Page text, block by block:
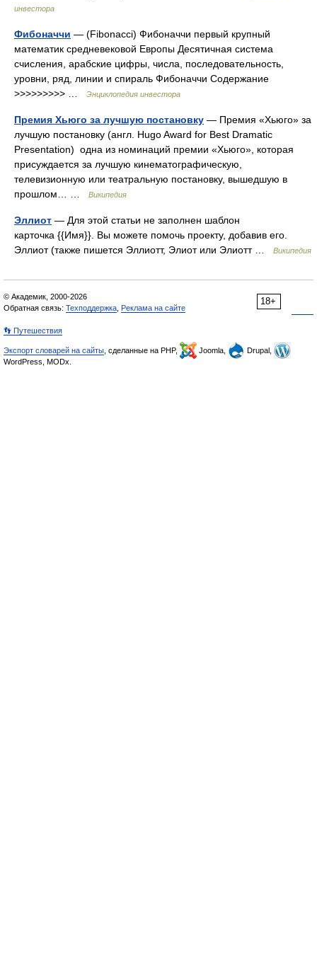
инвестора
Фибоначчи — (Fibonacci) Фибоначчи первый крупный
математик средневековой Европы Десятичная система
счисления, арабские цифры, числа, последовательность,
уровни, ряд, линии и спираль Фибоначчи Содержание
>>>>>>>>> …
Энциклопедия инвестора
Премия Хьюго за лучшую постановку — Премия «Хьюго» за
лучшую постановку (англ. Hugo Award for Best Dramatic
Presentation) одна из номинаций премии «Хьюго», которая
присуждается за лучшую кинематографическую,
телевизионную или театральную постановку, вышедшую в
прошлом… …
Википедия
Эллиот — Для этой статьи не заполнен шаблон
карточка {{Имя}}. Вы можете помочь проекту, добавив его.
Эллиот (также пишется Эллиотт, Элиот или Элиотт …
Википедия
18+
© Академик, 2000-2026
Обратная связь: Техподдержка Реклама на сайте
👣 Путешествия
Экспорт словарей на сайты , сделанные на PHP, Joomla,
Drupal,
WordPress, MODx.